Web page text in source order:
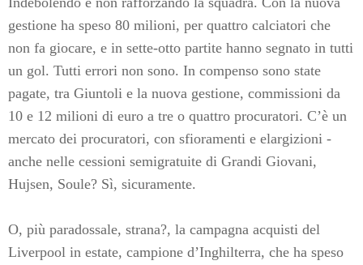
gestione ha speso 80 milioni, per quattro calciatori che
non fa giocare, e in sette-otto partite hanno segnato in tutti
un gol. Tutti errori non sono. In compenso sono state
pagate, tra Giuntoli e la nuova gestione, commissioni da
10 e 12 milioni di euro a tre o quattro procuratori. C’è un
mercato dei procuratori, con sfioramenti e elargizioni -
anche nelle cessioni semigratuite di Grandi Giovani,
Hujsen, Soule? Sì, sicuramente.
O, più paradossale, strana?, la campagna acquisti del
Liverpool in estate, campione d’Inghilterra, che ha speso